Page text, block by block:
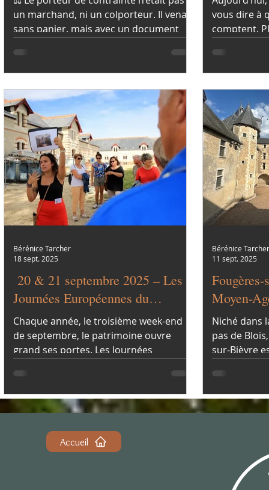
un marchand, ni un colporteur. Il venait
sans panier, mais avec un document
l’ordre officiel de payer une somme due
au roi, à l’administration… ou parfois au
seigneur local.
vous dire à
comptent.
guidées —
souvenirs
20 & 21 septembre 2025 – Les
Journées Européennes du
Patrimoine
Chaque année, le troisième week-end
de septembre, le patrimoine ouvre
grand ses portes. Les Journées
l’occasion rêvée de (re)découvrir les
trésors historiques qui nous entourent,
souvent sous un autre angle.
Bérénice Tarcher
18 sept. 2025
Moyen-
Niché dans
pas de
sur-Bièvre
XVe siècle
manoir
forteresse
Bérénice Tarcher
11 sept. 2025
Accueil